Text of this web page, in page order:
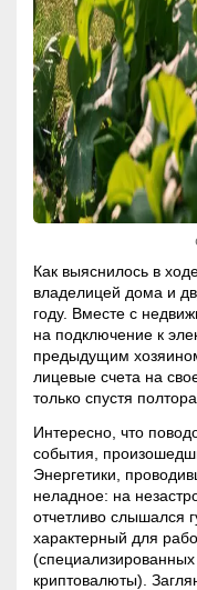
Как выяснилось в
владелицей дома и
году. Вместе с
на подключение к
предыдущим
лицевые счета на
только спустя
Интересно, что
события,
Энергетики,
неладное: на
отчетливо слышался
характерный для
криптовалюты).